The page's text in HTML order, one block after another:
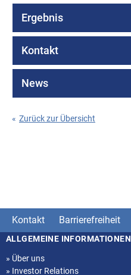
Ergebnis
Kontakt
News
« Zurück zur Übersicht
Kontakt Barrierefreiheit
Seitenstruktur
ALLGEMEINE INFORMATIONEN
» Über uns
» Investor Relations